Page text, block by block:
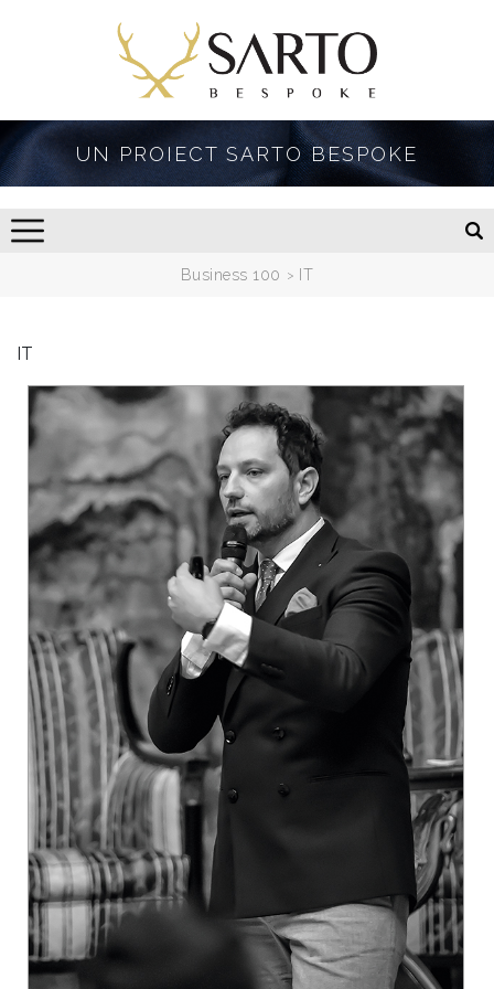
UN PROIECT SARTO BESPOKE
Business 100 IT
IT
“[...] globalizarea se va accentua în viitor în întreaga lume,
iar România va resimți și ea efectele unei lumi «ca un